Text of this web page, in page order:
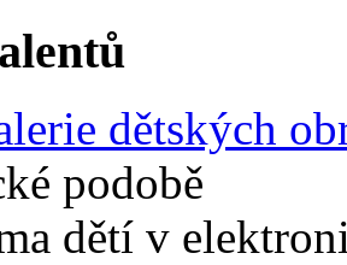
dětských
podobě
dětí v